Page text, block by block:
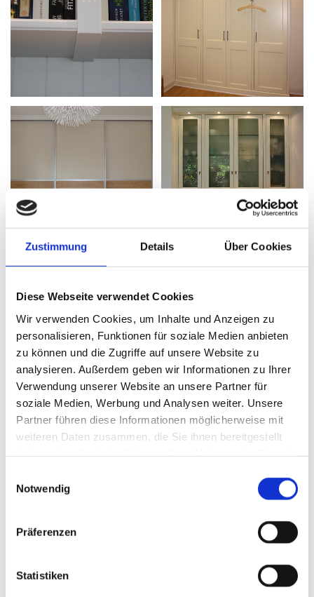
Zustimmung Details Über Cookies
Diese Webseite verwendet Cookies
Wir verwenden Cookies, um Inhalte und Anzeigen zu
personalisieren, Funktionen für soziale Medien anbieten
zu können und die Zugriffe auf unsere Website zu
analysieren. Außerdem geben wir Informationen zu Ihrer
Verwendung unserer Website an unsere Partner für
soziale Medien, Werbung und Analysen weiter. Unsere
Partner führen diese Informationen möglicherweise mit
weiteren Daten zusammen, die Sie ihnen bereitgestellt
Notwendig
Präferenzen
Statistiken